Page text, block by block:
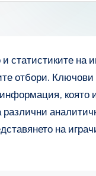
статистиките на
отбори.
която
различни
на